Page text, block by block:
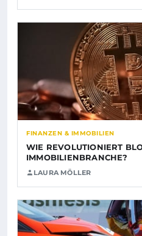
FINANZEN & IMMOBILIEN
WIE REVOLUTIONIERT
IMMOBILIENBRANCHE?
LAURA MÖLLER